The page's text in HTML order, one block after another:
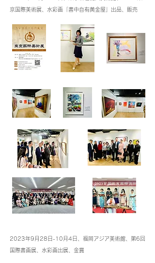
京国際美術展、水彩画「書中自有黄金屋」出品、販売
2023年9月28日-10月4日、福岡アジア美術館、第6回
国際書画展、水彩画出展、金賞